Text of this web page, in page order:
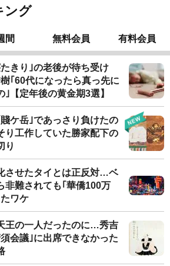
ング
間 無料会員 有料会員
きり｣の老後が待ち受け
｢60代になったら真っ先に
｣【定年後の黄金期3選】
ケ岳｣であっさり負けたの
工作していた勝家配下の
り
させたタイとは正反対…ベ
非難されても｢華僑100万
ワケ
王の一人だったのに…秀吉
会議｣に出席できなかった